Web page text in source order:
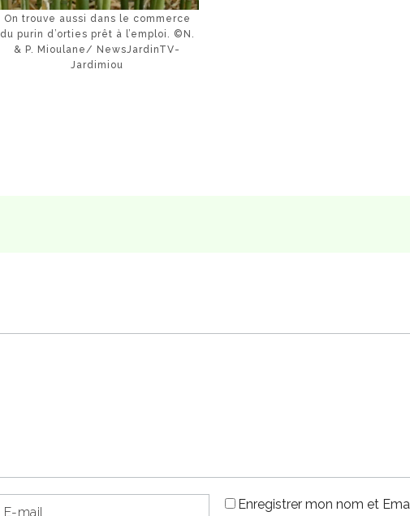
On trouve aussi dans le commerce
du purin d’orties prêt à l’emploi. ©N.
& P. Mioulane/ NewsJardinTV-
Jardimiou
Enregistrer mon nom et